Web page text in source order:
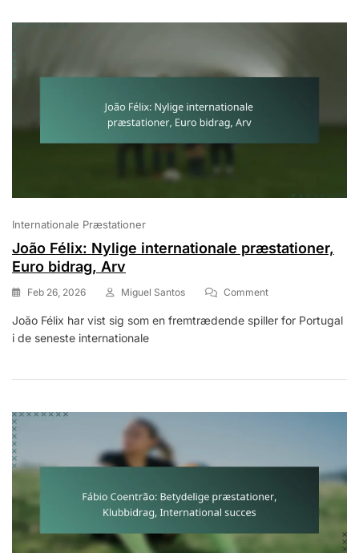
På
Internationale Præstationer
João Félix: Nylige internationale præstationer,
Euro bidrag, Arv
Feb 26, 2026 Miguel Santos CommentOn
Félix:
Euro
Arv
João Félix har vist sig som en fremtrædende spiller for Portugal
i de seneste internationale